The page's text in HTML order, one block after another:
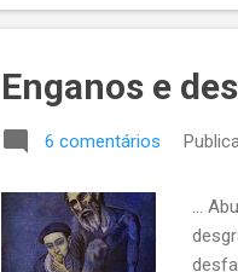
Enganos e
6 comentários
...